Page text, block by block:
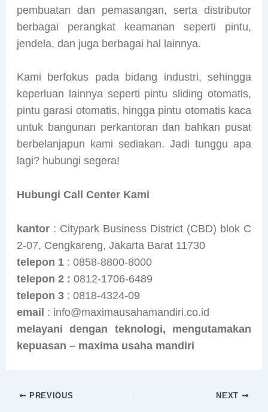
pembuatan dan pemasangan, serta distributor
berbagai perangkat keamanan seperti pintu,
jendela, dan juga berbagai hal lainnya.
Kami berfokus pada bidang industri, sehingga
keperluan lainnya seperti pintu sliding otomatis,
pintu garasi otomatis, hingga pintu otomatis kaca
untuk bangunan perkantoran dan bahkan pusat
berbelanjapun kami sediakan. Jadi tunggu apa
lagi? hubungi segera!
Hubungi Call Center Kami
kantor: Citypark Business District (CBD) blok C
2-07, Cengkareng, Jakarta Barat 11730
telepon 1 : 0858-8800-8000
telepon 2 : 0812-1706-6489
telepon 3: 0818-4324-09
email : info@maximausahamandiri.co.id
melayani dengan teknologi, mengutamakan
kepuasan – maxima usaha mandiri
PREVIOUS NEXT